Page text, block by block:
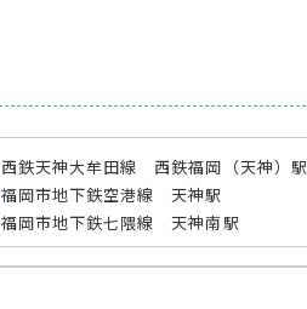
西鉄天神大牟田線 西鉄福岡（天神）駅
福岡市地下鉄空港線 天神駅
福岡市地下鉄七隈線 天神南駅